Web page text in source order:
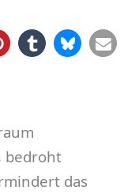
bedroht
das